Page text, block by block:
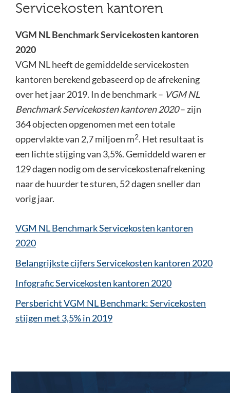
Servicekosten kantoren
VGM NL Benchmark Servicekosten kantoren
2020
VGM NL heeft de gemiddelde servicekosten
kantoren berekend gebaseerd op de afrekening
over het jaar 2019. In de benchmark – VGM NL
Benchmark Servicekosten kantoren 2020– zijn
364 objecten opgenomen met een totale
oppervlakte van 2,7 miljoen m2. Het resultaat is
een lichte stijging van 3,5%. Gemiddeld waren er
129 dagen nodig om de servicekostenafrekening
naar de huurder te sturen, 52 dagen sneller dan
vorig jaar.
VGM NL Benchmark Servicekosten kantoren
2020
Belangrijkste cijfers Servicekosten kantoren 2020
Infografic Servicekosten kantoren 2020
Persbericht VGM NL Benchmark: Servicekosten
stijgen met 3,5% in 2019